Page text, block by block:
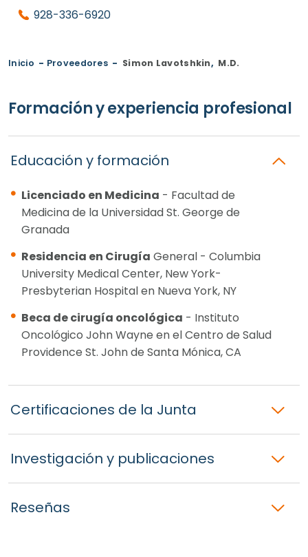
928-336-6920
Inicio - Proveedores - Simon Lavotshkin, M.D.
Formación y experiencia profesional
Educación y formación
Licenciado en Medicina - Facultad de
Medicina de la Universidad St. George de
Granada
Residencia en Cirugía General - Columbia
University Medical Center, New York-
Presbyterian Hospital en Nueva York, NY
Beca de cirugía oncológica - Instituto
Oncológico John Wayne en el Centro de Salud
Providence St. John de Santa Mónica, CA
Certificaciones de la Junta
Investigación y publicaciones
Reseñas